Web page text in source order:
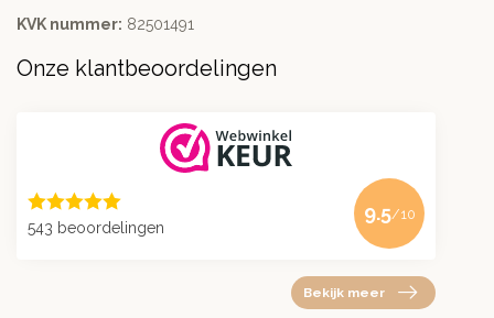
KVK nummer: 82501491
Onze klantbeoordelingen
543 beoordelingen
9.5/10
Bekijk meer